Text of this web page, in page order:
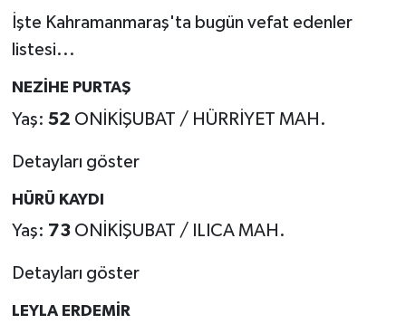
İşte Kahramanmaraş'ta bugün vefat edenler
listesi...
NEZİHE PURTAŞ
Yaş: 52 ONİKİŞUBAT / HÜRRİYET MAH.
Detayları göster
HÜRÜ KAYDI
Yaş: 73ONİKİŞUBAT / ILICA MAH.
Detayları göster
LEYLA ERDEMİR
KAHRAMANMARAŞ